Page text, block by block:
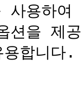
사용하
션을 제
합니다.